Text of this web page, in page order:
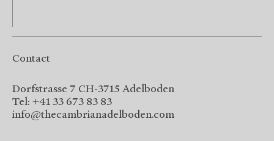
Contact
Dorfstrasse 7 CH-3715 Adelboden
Tel: +41 33 673 83 83
info@thecambrianadelboden.com